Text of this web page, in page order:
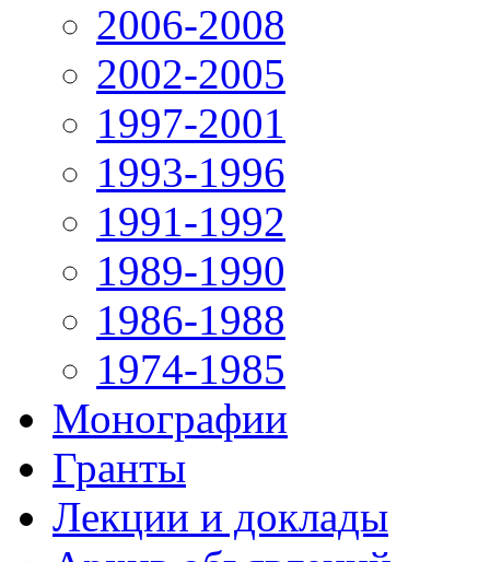
2006-2008
2002-2005
1997-2001
1993-1996
1991-1992
1989-1990
1986-1988
1974-1985
Монографии
Гранты
Лекции и доклады